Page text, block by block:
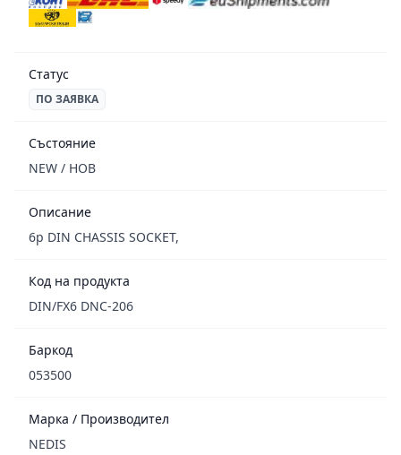
Статус
ПО ЗАЯВКА
Състояние
NEW / НОВ
Описание
6p DIN CHASSIS SOCKET,
Код на продукта
DIN/FX6 DNC-206
Баркод
053500
Марка / Производител
NEDIS